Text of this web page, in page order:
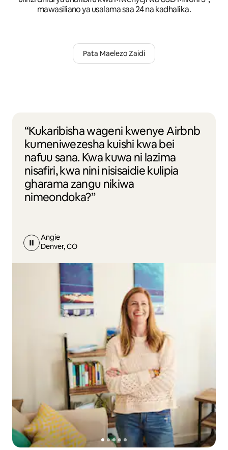
mawasiliano ya usalama saa 24 na kadhalika.
Pata Maelezo Zaidi
“Kukaribisha wageni kwenye Airbnb
kumeniwezesha kuishi kwa bei
nafuu sana. Kwa kuwa ni lazima
nisafiri, kwa nini nisisaidie kulipia
gharama zangu nikiwa
nimeondoka?”
Angie
Denver, CO